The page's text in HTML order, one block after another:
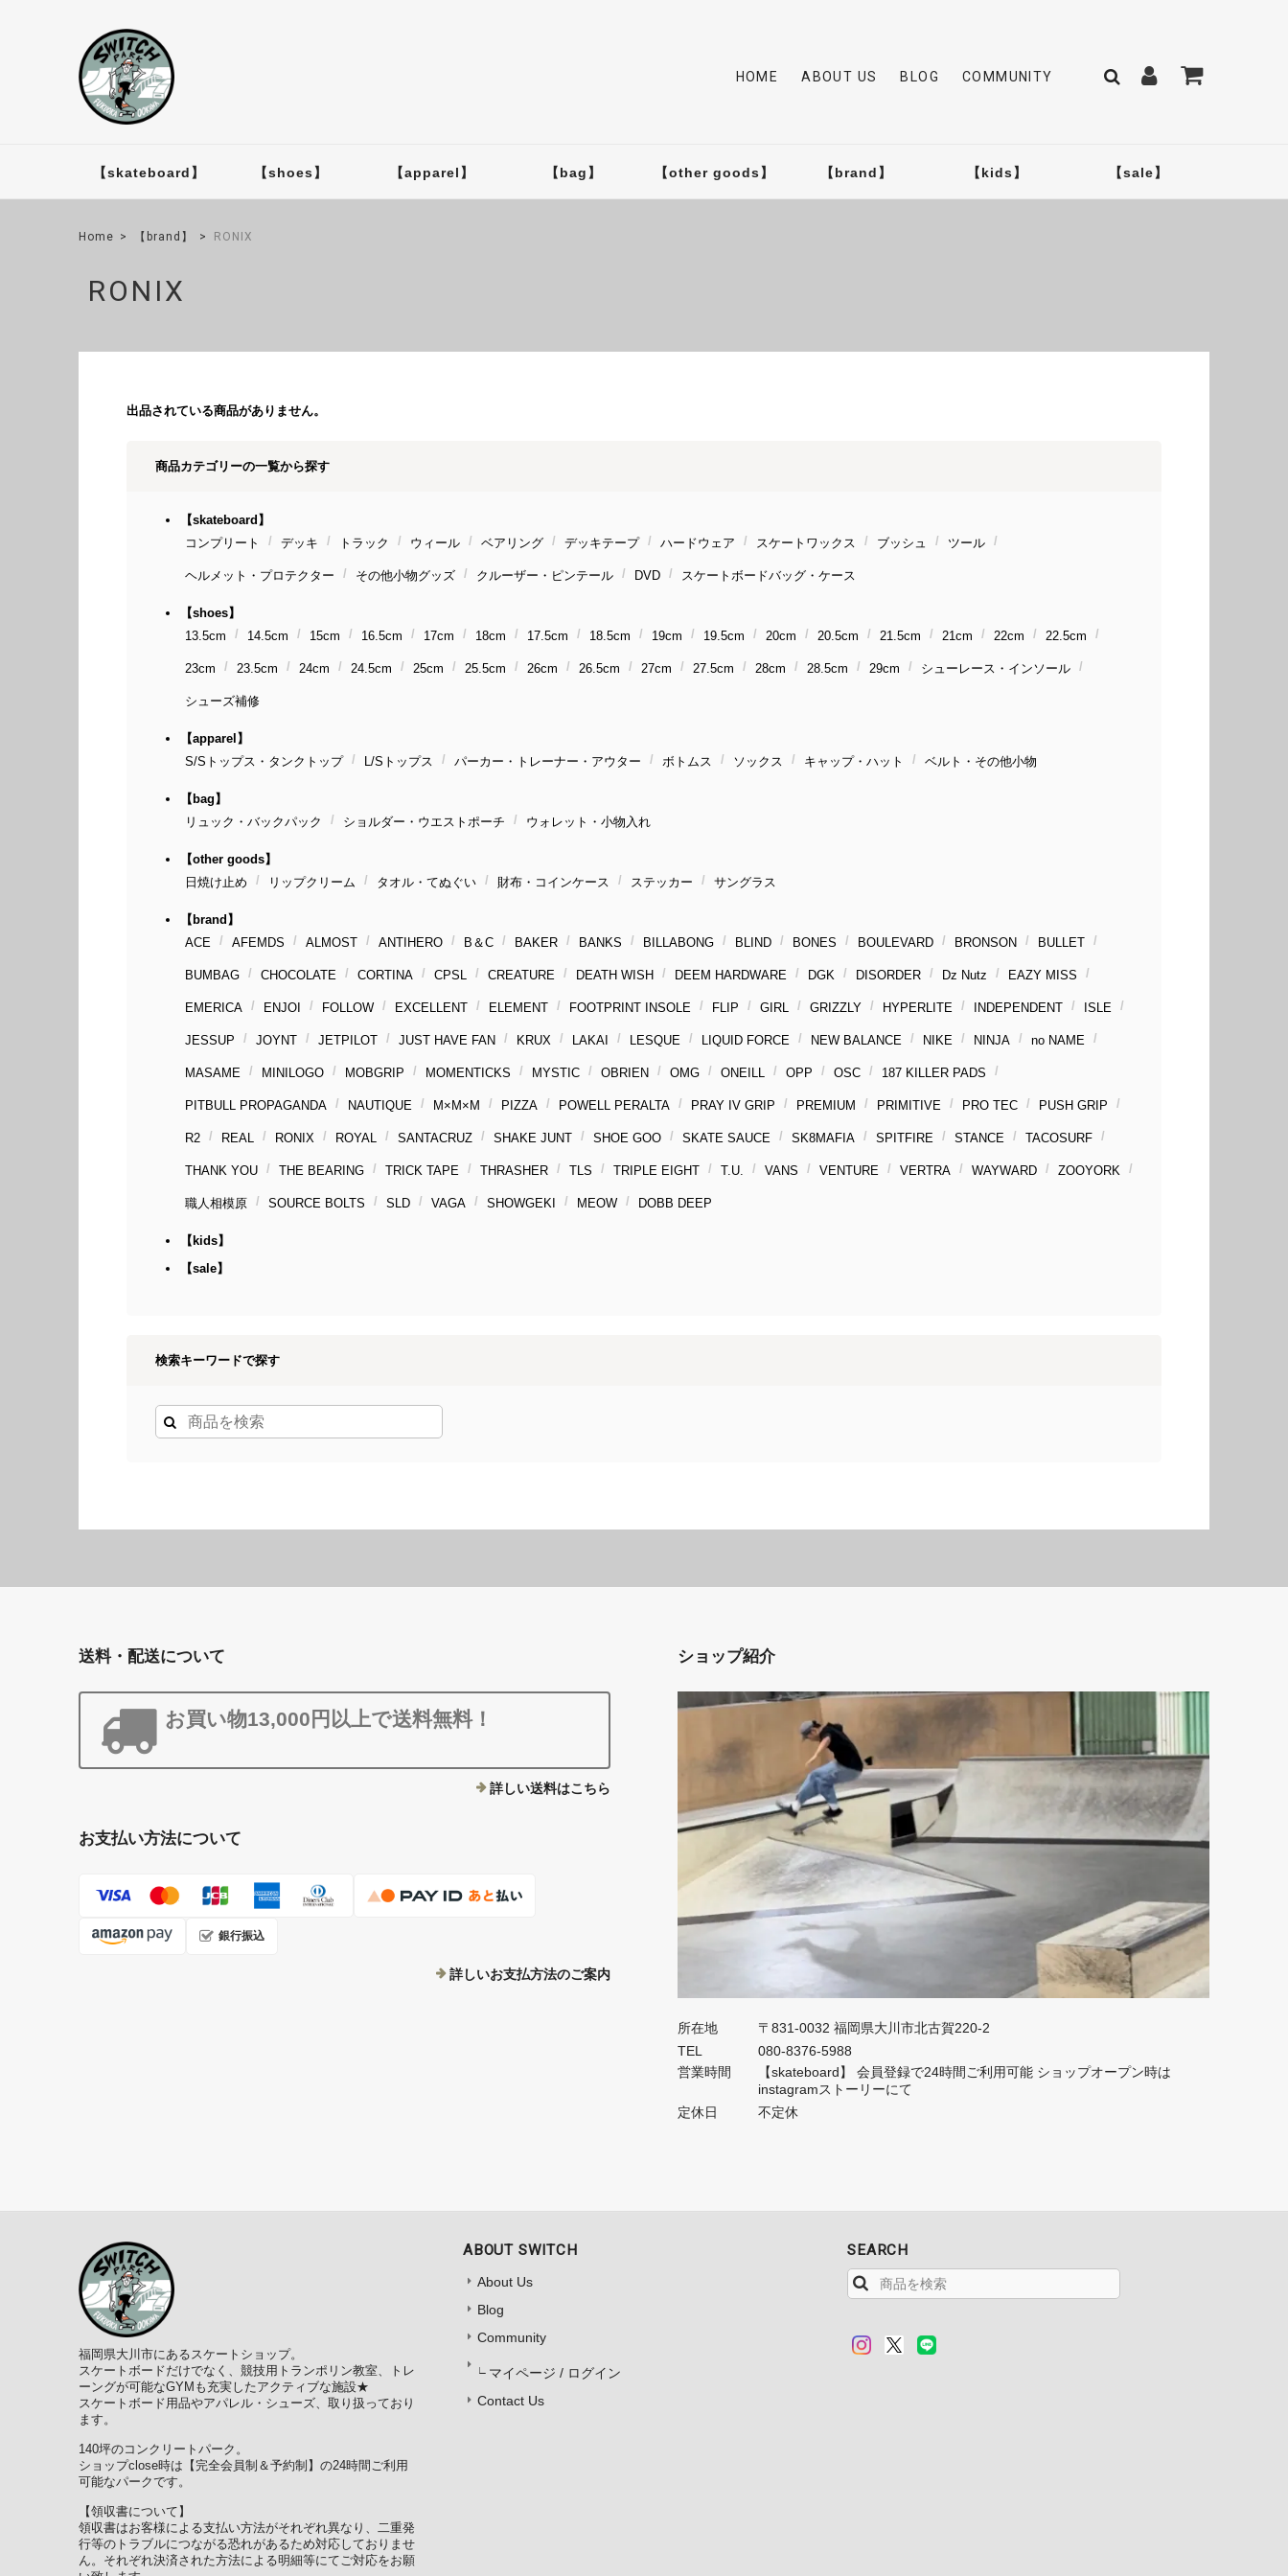
HOME ABOUT US BLOG COMMUNITY
【skateboard】 【shoes】 【apparel】 【bag】 【other goods】 【brand】 【kids】 【sale】
Home 【brand】 RONIX
RONIX
出品されている商品がありません。
商品カテゴリーの一覧から探す
【skateboard】
コンプリート
デッキ トラック ウィール ベアリング デッキテープ ハードウェア スケートワックス ブッシュ ツール
ヘルメット・プロテクター その他小物グッズ クルーザー・ピンテール DVD スケートボードバッグ・ケース
【shoes】
13.5cm
14.5cm 15cm 16.5cm 17cm 18cm 17.5cm 18.5cm 19cm 19.5cm 20cm 20.5cm 21.5cm 21cm 22cm 22.5cm
23cm 23.5cm 24cm 24.5cm 25cm 25.5cm 26cm 26.5cm 27cm 27.5cm 28cm 28.5cm 29cm シューレース・インソール
シューズ補修
【apparel】
S/Sトップス・タンクトップ
L/Sトップス パーカー・トレーナー・アウター ボトムス ソックス キャップ・ハット ベルト・その他小物
【bag】
リュック・バックパック
ショルダー・ウエストポーチ ウォレット・小物入れ
【other goods】
日焼け止め
リップクリーム タオル・てぬぐい 財布・コインケース ステッカー サングラス
【brand】
ACE
AFEMDS ALMOST ANTIHERO B＆C BAKER BANKS BILLABONG BLIND BONES BOULEVARD BRONSON BULLET
BUMBAG CHOCOLATE CORTINA CPSL CREATURE DEATH WISH DEEM HARDWARE DGK DISORDER Dz Nutz EAZY MISS
EMERICA ENJOI FOLLOW EXCELLENT ELEMENT FOOTPRINT INSOLE FLIP GIRL GRIZZLY HYPERLITE INDEPENDENT ISLE
JESSUP JOYNT JETPILOT JUST HAVE FAN KRUX LAKAI LESQUE LIQUID FORCE NEW BALANCE NIKE NINJA no NAME
MASAME MINILOGO MOBGRIP MOMENTICKS MYSTIC OBRIEN OMG ONEILL OPP OSC 187 KILLER PADS
PITBULL PROPAGANDA NAUTIQUE M×M×M PIZZA POWELL PERALTA PRAY IV GRIP PREMIUM PRIMITIVE PRO TEC PUSH GRIP
R2 REAL RONIX ROYAL SANTACRUZ SHAKE JUNT SHOE GOO SKATE SAUCE SK8MAFIA SPITFIRE STANCE TACOSURF
THANK YOU THE BEARING TRICK TAPE THRASHER TLS TRIPLE EIGHT T.U. VANS VENTURE VERTRA WAYWARD ZOOYORK
職人相模原 SOURCE BOLTS SLD VAGA SHOWGEKI MEOW DOBB DEEP
【kids】
【sale】
検索キーワードで探す
送料・配送について
お買い物13,000円以上で送料無料！
詳しい送料はこちら
お支払い方法について
銀行振込
詳しいお支払方法のご案内
ショップ紹介
所在地
〒831-0032 福岡県大川市北古賀220-2
TEL
080-8376-5988
営業時間
【skateboard】 会員登録で24時間ご利用可能 ショップオープン時は
instagramストーリーにて
定休日
不定休
福岡県大川市にあるスケートショップ。
スケートボードだけでなく、競技用トランポリン教室、トレ
ーングが可能なGYMも充実したアクティブな施設★
スケートボード用品やアパレル・シューズ、取り扱っており
ます。
140坪のコンクリートパーク。
ショップclose時は【完全会員制＆予約制】の24時間ご利用
可能なパークです。
【領収書について】
領収書はお客様による支払い方法がそれぞれ異なり、二重発
行等のトラブルにつながる恐れがあるため対応しておりませ
ん。それぞれ決済された方法による明細等にてご対応をお願
ABOUT SWITCH
About Us
Blog
Community
マイページ / ログイン
Contact Us
SEARCH